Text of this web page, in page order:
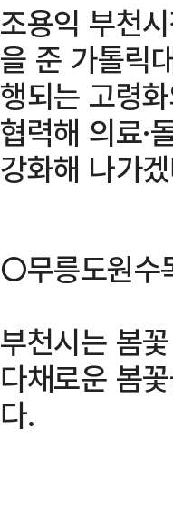
조용익 부천
을 준 가톨릭
행되는 고령
협력해 의료·
강화해 나가
○무릉도원수
부천시는 봄
다채로운 봄
다.